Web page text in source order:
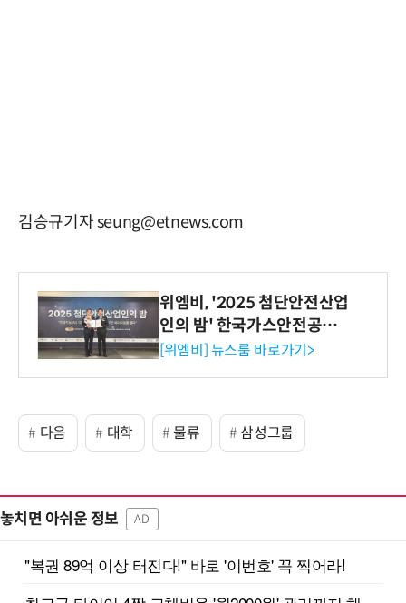
김승규기자 seung@etnews.com
위엠비, '2025 첨단안전산업
인의 밤' 한국가스안전공사
사장상 수상
[위엠비] 뉴스룸 바로가기>
다음 대학 물류 삼성그룹
놓치면 아쉬운 정보 AD